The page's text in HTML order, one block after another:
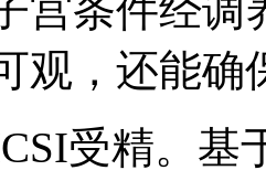
宫条件经调
观，还能确
受精。基